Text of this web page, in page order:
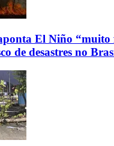
El Niño “muito
de desastres no